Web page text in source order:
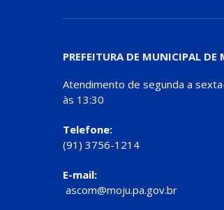
PREFEITURA DE MUNICIPAL DE
Atendimento de segunda a
às 13:30
Telefone:
(91) 3756-1214
E-mail:
ascom@moju.pa.gov.br